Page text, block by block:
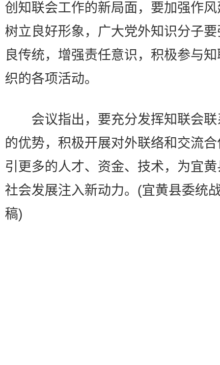
创知联会工作的新局面，要加强作
树立良好形象，广大党外知识分子
良传统，增强责任意识，积极参与
织的各项活动。
会议指出，要充分发挥知联会联
的优势，积极开展对外联络和交流
引更多的人才、资金、技术，为宜
社会发展注入新动力。(宜黄县委统
稿)